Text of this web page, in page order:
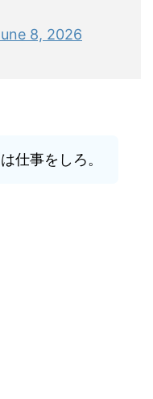
8, 2026
仕事をしろ。